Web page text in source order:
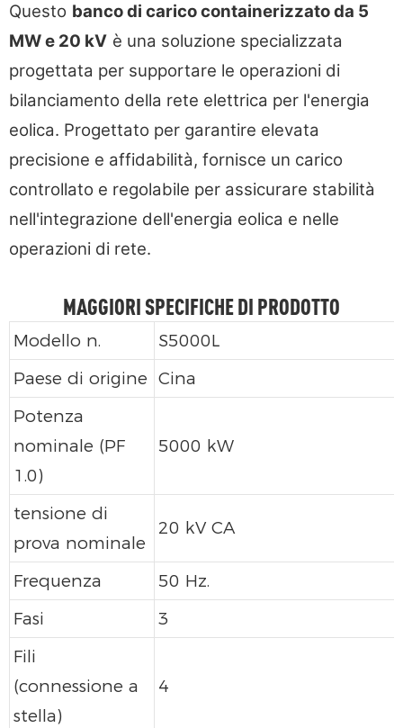
Questo banco di carico containerizzato da 5
MW e 20 kV è una soluzione specializzata
progettata per supportare le operazioni di
bilanciamento della rete elettrica per l'energia
eolica. Progettato per garantire elevata
precisione e affidabilità, fornisce un carico
controllato e regolabile per assicurare stabilità
nell'integrazione dell'energia eolica e nelle
operazioni di rete.
MAGGIORI SPECIFICHE DI PRODOTTO
Modello n.
S5000L
Paese di origine Cina
Potenza
nominale (PF
1.0)
5000 kW
tensione di
prova nominale
20 kV CA
Frequenza
50 Hz.
Fasi
3
Fili
(connessione a
stella)
4